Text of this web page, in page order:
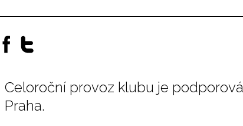
Celoroční provoz klubu je
Praha.